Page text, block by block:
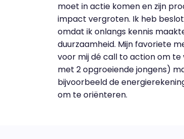
moet in actie komen en zijn
impact vergroten. Ik heb
omdat ik onlangs kennis
duurzaamheid. Mijn favoriete
voor mij dé call to action om te
met 2 opgroeiende jongens)
bijvoorbeeld de
om te oriënteren.